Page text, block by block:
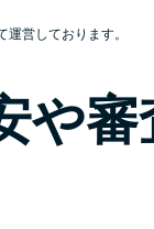
総合人気ラン
とにかくすぐ
バレずに借り
営しております。
や審